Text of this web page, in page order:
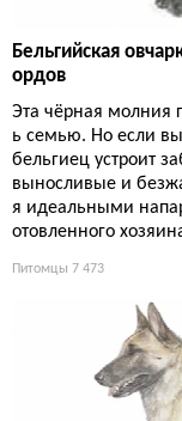
Бельгийская
ордов
Эта чёрная молния
ь семью. Но если вы
бельгиец устроит
выносливые и
я идеальными
отовленного
Питомцы 7 473